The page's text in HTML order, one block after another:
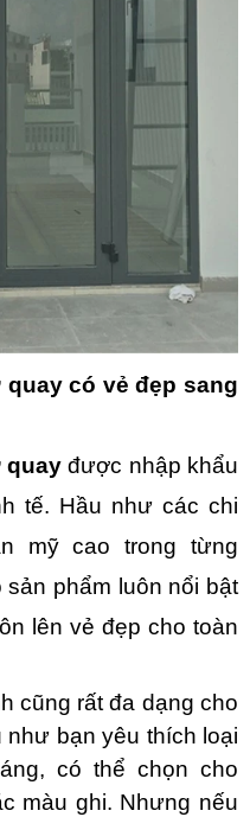
có vẻ đẹp sang
quayđược nhập khẩu
tế. Hầu như các chi
mỹ cao trong từng
phẩm luôn nổi bật
lên vẻ đẹp cho toàn
cũng rất đa dạng cho
bạn yêu thích loại
có thể chọn cho
màu ghi. Nhưng nếu